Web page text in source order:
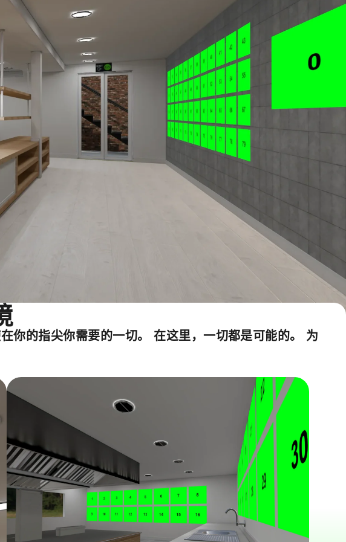
你的指尖你需要的一切。 在这里，一切都是可能的。 为